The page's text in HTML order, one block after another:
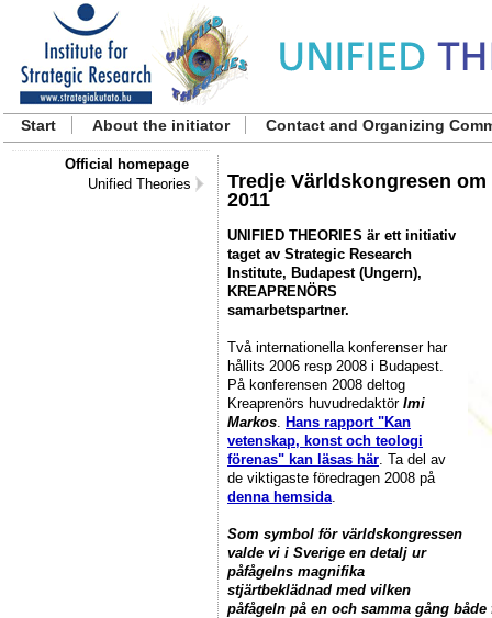
Start About the initiator Contact and Organizing
Official homepage
Unified Theories
Tredje Världskongresen
2011
UNIFIED THEORIES är ett initiativ
taget av Strategic Research
Institute, Budapest (Ungern),
KREAPRENÖRS
samarbetspartner.
Två internationella konferenser har
hållits 2006 resp 2008 i Budapest.
På konferensen 2008 deltog
Kreaprenörs huvudredaktör Imi
Markos Hans rapport "Kan
vetenskap, konst och teologi
förenas" kan läsas här . Ta del av
de viktigaste föredragen 2008 på
denna hemsida
Som symbol för världskongressen
valde vi i Sverige en detalj ur
påfågelns magnifika
stjärtbeklädnad med vilken
påfågeln på en och samma gång